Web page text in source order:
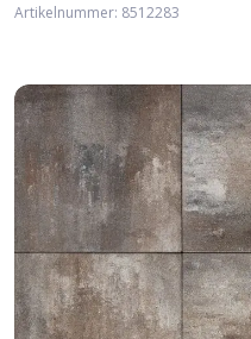
Artikelnummer: 8512283